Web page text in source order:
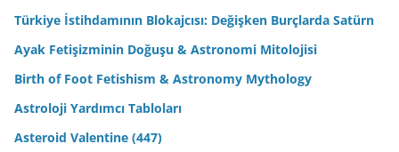
Türkiye İstihdamının Blokajcısı: Değişken Burçlarda Satürn
Ayak Fetişizminin Doğuşu & Astronomi Mitolojisi
Birth of Foot Fetishism & Astronomy Mythology
Astroloji Yardımcı Tabloları
Asteroid Valentine (447)